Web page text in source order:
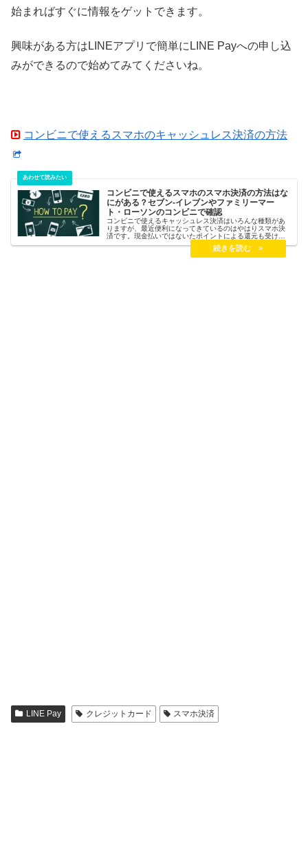
始まればすぐに情報をゲットできます。
興味がある方はLINEアプリで簡単にLINE Payへの申し込
みができるので始めてみてくださいね。
コンビニで使えるスマホのキャッシュレス決済の方法
コンビニで使えるスマホのスマホ決済の方法はな
にがある？セブン-イレブンやファミリーマー
ト・ローソンのコンビニで確認
コンビニで使えるキャッシュレス決済はいろんな種類があ
りますが、最近便利になってきているのはやはりスマホ決
済です。現金払いではないたポイントによる還元も受ける
ことができるので、現金払いよりも確実にメリットがあり
ます。今回はコンビニで使えるスマホ決済について、セブ
ンイレブン、ファミリーマート、ローソンで確認してみま
LINE Pay クレジットカード スマホ決済